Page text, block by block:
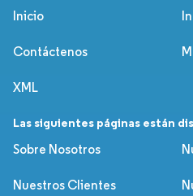
Inicio
Contáctenos
XML
Las siguientes páginas están
Sobre Nosotros
Nuestros Clientes